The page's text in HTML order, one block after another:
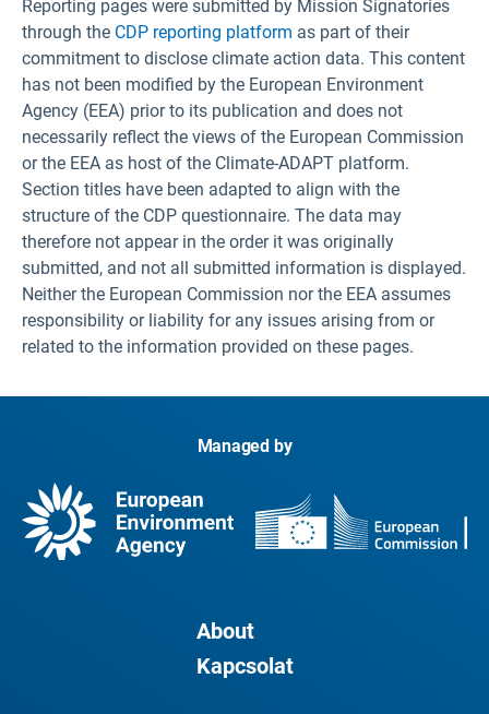
Reporting pages were submitted by Mission Signatories
through the CDP reporting platform as part of their
commitment to disclose climate action data. This content
has not been modified by the European Environment
Agency (EEA) prior to its publication and does not
necessarily reflect the views of the European Commission
or the EEA as host of the Climate-ADAPT platform.
Section titles have been adapted to align with the
structure of the CDP questionnaire. The data may
therefore not appear in the order it was originally
submitted, and not all submitted information is displayed.
Neither the European Commission nor the EEA assumes
responsibility or liability for any issues arising from or
related to the information provided on these pages.
Managed by
About
Kapcsolat